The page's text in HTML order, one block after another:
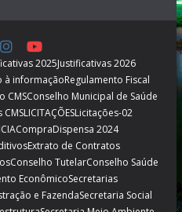
2025Justificativas 2026
à informaçãoRegulamento Fiscal
CMSConselho Municipal de Saúde
LICITAÇÕESLicitações-02
CompraDispensa 2024
Extrato de Contratos
Conselho TutelarConselho Saúde
EconômicoSecretarias
e FazendaSecretaria Social